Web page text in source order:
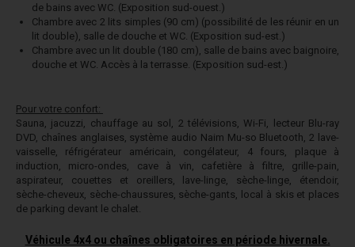
de bains avec WC. (Exposition sud-ouest.)
Chambre avec 2 lits simples (90 cm) (possibilité de les réunir en un
lit double), salle de douche et WC. (Exposition sud-est.)
Chambre avec un lit double (180 cm), salle de bains avec baignoire,
douche et WC. Accès à la terrasse. (Exposition sud-est.)
Pour votre confort:
Sauna, jacuzzi, chauffage au sol, 2 télévisions, Wi-Fi, lecteur Blu-ray
DVD, chaînes anglaises, système audio Naim Mu-so Bluetooth, 2 lave-
vaisselle, réfrigérateur américain, congélateur, 4 fours, plaque à
induction, micro-ondes, cave à vin, cafetière à filtre, grille-pain,
aspirateur, couettes et oreillers, lave-linge, sèche-linge, étendoir,
sèche-cheveux, sèche-chaussures, sèche-gants, local à skis et places
de parking devant le chalet.
Véhicule 4x4 ou chaînes obligatoires en période hivernale.